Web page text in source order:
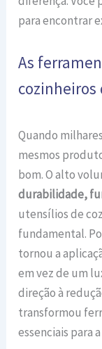
para encontrar
As
Quando
mesmos
bom. O alto
durabilidade,
utensílios de
fundamental.
tornou a
em vez de um
direção à
transformou
essenciais para a